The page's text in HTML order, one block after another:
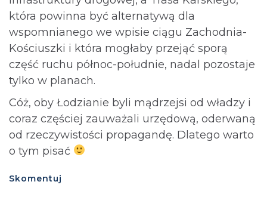
która powinna być alternatywą dla
wspomnianego we wpisie ciągu Zachodnia-
Kościuszki i która mogłaby przejąć sporą
część ruchu północ-południe, nadal pozostaje
tylko w planach.
Cóż, oby Łodzianie byli mądrzejsi od władzy i
coraz częściej zauważali urzędową, oderwaną
od rzeczywistości propagandę. Dlatego warto
o tym pisać
Skomentuj